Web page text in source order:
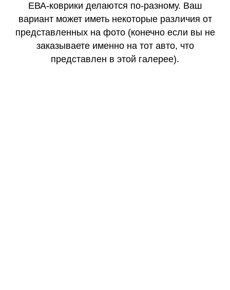
ЕВА-коврики делаются по-разному. Ваш
вариант может иметь некоторые различия от
представленных на фото (конечно если вы не
заказываете именно на тот авто, что
представлен в этой галерее).